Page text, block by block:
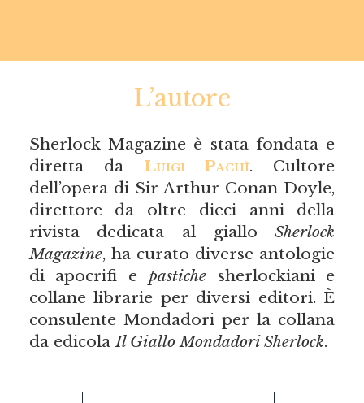
L’autore
Sherlock Magazine è stata fondata e
diretta da Luigi Pachì. Cultore
dell’opera di Sir Arthur Conan Doyle,
direttore da oltre dieci anni della
rivista dedicata al gialloSherlock
Magazine, ha curato diverse antologie
di apocrifi e pastichesherlockiani e
collane librarie per diversi editori. È
consulente Mondadori per la collana
da edicolaIl Giallo Mondadori Sherlock.